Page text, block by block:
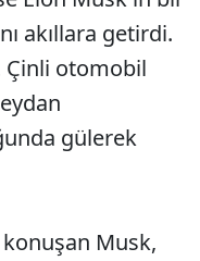
akıllara getirdi.
Çinli otomobil
gülerek
Musk,